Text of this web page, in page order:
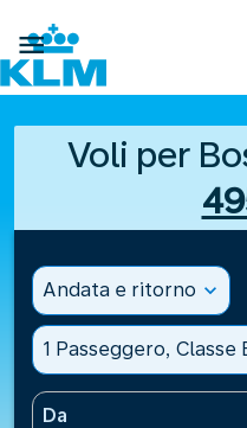

Voli per
Andata e ritorno expand_more
1 Passeggero, Classe
Da